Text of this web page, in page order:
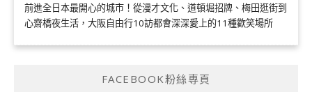
前進全日本最開心的城市！從漫才文化、道頓堀招牌、梅田逛街到
心齋橋夜生活，大阪自由行10訪都會深深愛上的11種歡笑場所
FACEBOOK粉絲專頁